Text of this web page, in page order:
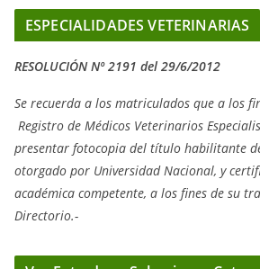
ESPECIALIDADES VETERINARIAS
RESOLUCIÓN Nº 2191 del 29/6/2012
Se recuerda a los matriculados que a los
Registro de Médicos Veterinarios
presentar fotocopia del título habilitante
otorgado por Universidad Nacional, y
académica competente, a los fines de su
Directorio.-